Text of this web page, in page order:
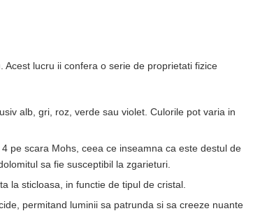
lucru ii confera o serie de proprietati fizice
alb, gri, roz, verde sau violet. Culorile pot varia in
pe scara Mohs, ceea ce inseamna ca este destul de
sa fie susceptibil la zgarieturi.
la sticloasa, in functie de tipul de cristal.
permitand luminii sa patrunda si sa creeze nuante